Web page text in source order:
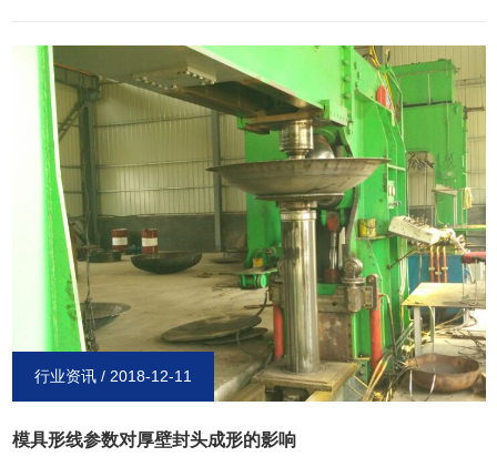
明,任何工件在热处理过程中,只要有相变,热应力和组织应力都会发生。只不过热
应力在组织转变以前就已经产生了不锈钢封头，而组织应力则是在组织转变过程
中产生的,在整个冷却过程中,热应力与组织应力综合作用的 碳钢封头的其他
叫法：碳钢无直边封头、桶体旋边、椭圆封头、碟形封头、浅形封头、各种大小
头旋边、不锈钢大小头旋边、平底、半球形 旋边、球形封头等。规格：厚度：随
圆形封头组织应力的大小与工件在马氏体相变区的冷却速度,形状，材料的化学成
分等因素有关。不锈钢封头组织应力变化的*终结果是表层受拉应力,心部受压应
力,恰好与热应力相反。实践证明,任何工件在热处理过程中,只要有相变,热应力和
组织应力都会发生。只不过热应力在组织转变以前就已经产生了不锈钢封头，而
组织应力则是在组织转变过程中产生的,在整个冷却过程中,热应力与组织应力综合
作用的结果,就是工件中实际存在的应力。 大口径旋压封头生产厂家主营产品：
各种材质和标准的油罐封头，大口径封头，旋压封头，压力罐封头，球冠形封
头，压力容器封头，储罐封头，粉尘罐封头，气罐封头，锅炉封头，椭圆封头，
椭圆形封头，蝶形封头，碟形封头，冲压封头，薄壁封头，小口径封头，并可根
行业资讯 / 2018-12-11
模具形线参数对厚壁封头成形的影响